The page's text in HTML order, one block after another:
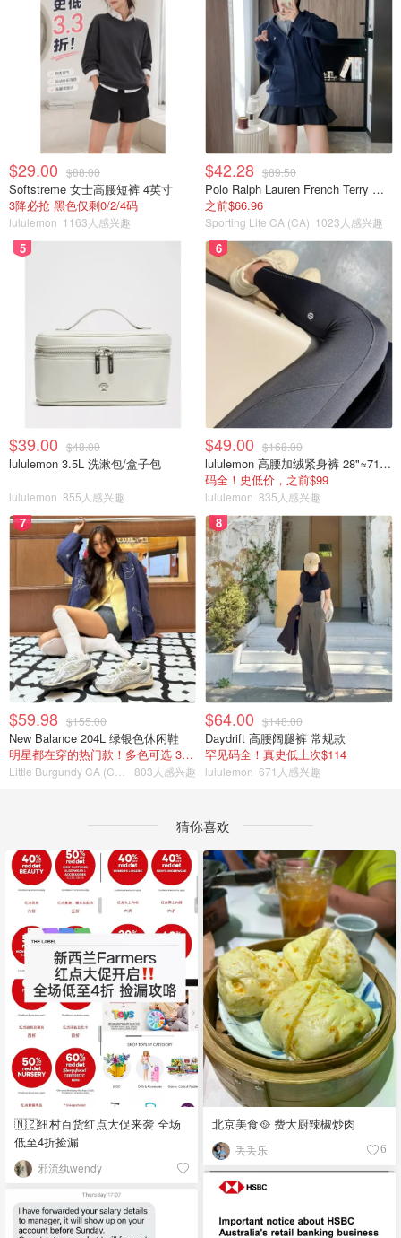
$29.00 $88.00
Softstreme 女士高腰短裤 4英寸
3降必抢 黑色仅剩0/2/4码
lululemon 1163人感兴趣
$42.28 $89.50
Polo Ralph Lauren French Terry 女童连帽卫衣 7-16码
之前$66.96
Sporting Life CA (CA) 1023人感兴趣
5
$39.00 $48.00
lululemon 3.5L 洗漱包/盒子包
lululemon 855人感兴趣
6
$49.00 $168.00
lululemon 高腰加绒紧身裤 28"≈71cm 5个口袋
码全！史低价，之前$99
lululemon 835人感兴趣
7
$59.98 $155.00
New Balance 204L 绿银色休闲鞋
明星都在穿的热门款！多色可选 3.8折
803人感兴趣
8
$64.00 $148.00
Daydrift 高腰阔腿裤 常规款
罕见码全！真史低上次$114
lululemon 671人感兴趣
猜你喜欢
🇳🇿纽村百货红点大促来袭 全场
低至4折捡漏
邪流纨wendy
北京美食🥘 费大厨辣椒炒肉
丢丢乐 6